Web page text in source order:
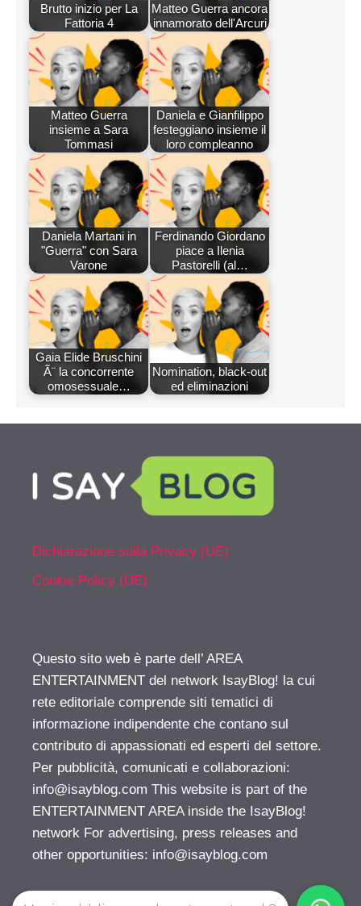
Brutto inizio per La
Fattoria 4
Matteo Guerra ancora
innamorato dell'Arcuri
Matteo Guerra
insieme a Sara
Tommasi
Daniela e Gianfilippo
festeggiano insieme il
loro compleanno
Daniela Martani in
"Guerra" con Sara
Varone
Ferdinando Giordano
piace a Ilenia
Pastorelli (al…
Gaia Elide Bruschini
Ã¨ la concorrente
omosessuale…
Nomination, black-out
ed eliminazioni
Dichiarazione sulla Privacy (UE)
Cookie Policy (UE)
Questo sito web è parte dell’ AREA
ENTERTAINMENT del network IsayBlog! la cui
rete editoriale comprende siti tematici di
informazione indipendente che contano sul
contributo di appassionati ed esperti del settore.
Per pubblicità, comunicati e collaborazioni:
info@isayblog.com This website is part of the
ENTERTAINMENT AREA inside the IsayBlog!
network For advertising, press releases and
other opportunities: info@isayblog.com